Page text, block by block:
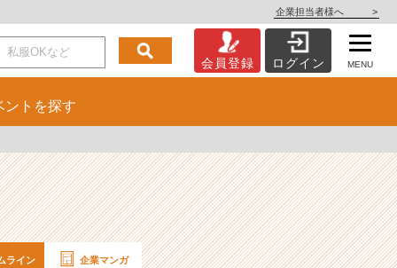
企業担当者様へ >
会員登録 ログイン MENU
ント を探す
ライン 企業マンガ